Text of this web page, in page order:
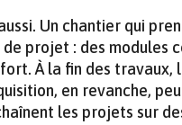
Un chantier qui
de projet : des modules
À la fin des travaux,
en revanche,
les projets sur